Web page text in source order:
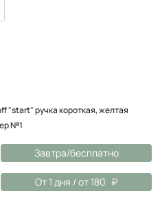
"start" ручка короткая, желтая
№1
Завтра/бесплатно
От 1 дня / от 180